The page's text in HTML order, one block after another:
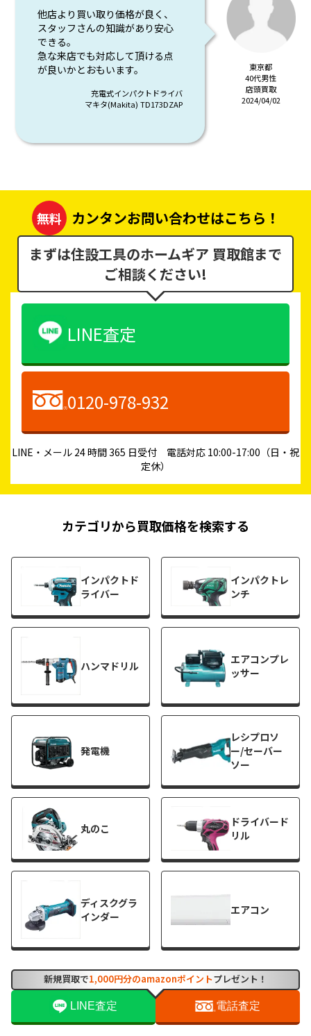
他店より買い取り価格が良く、
スタッフさんの知識があり安心
できる。
急な来店でも対応して頂ける点
が良いかとおもいます。
充電式インパクトドライバ
マキタ(Makita) TD173DZAP
東京都
40代男性
店頭買取
2024/04/02
無料
カンタンお問い合わせはこちら！
まずは住設工具のホームギア 買取館まで
ご相談ください!
LINE査定
0120-978-932
LINE・メール 24 時間 365 日受付 電話対応 10:00-17:00（日・祝
定休）
カテゴリから買取価格を検索する
インパクトド
ライバー
インパクトレ
ンチ
ハンマドリル
エアコンプレ
ッサー
発電機
レシプロソ
ー/セーバー
ソー
丸のこ
ドライバード
リル
ディスクグラ
インダー
エアコン
ドアホン 水栓
新規買取で1,000円分のamazonポイントプレゼント！
LINE査定 電話査定